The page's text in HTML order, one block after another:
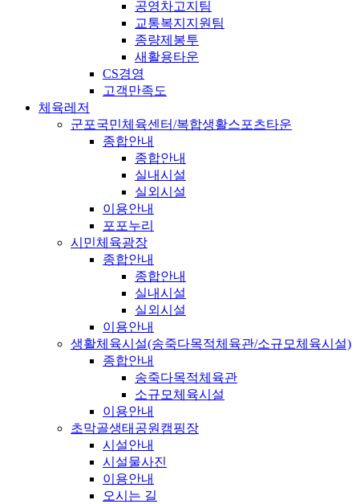
공영차고지팀
교통복지지원팀
종량제봉투
새활용타운
CS경영
고객만족도
체육레저
군포국민체육센터/복합생활스포츠타운
종합안내
종합안내
실내시설
실외시설
이용안내
포포누리
시민체육광장
종합안내
종합안내
실내시설
실외시설
이용안내
생활체육시설(송죽다목적체육관/소규모체육시설)
종합안내
송죽다목적체육관
소규모체육시설
이용안내
초막골생태공원캠핑장
시설안내
시설물사진
이용안내
오시는 길